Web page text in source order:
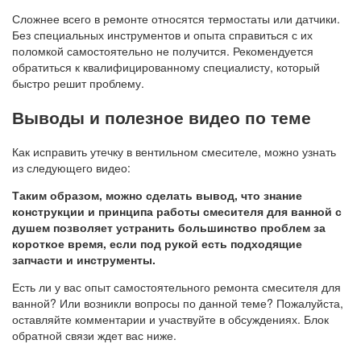
Сложнее всего в ремонте относятся термостаты или датчики.
Без специальных инструментов и опыта справиться с их
поломкой самостоятельно не получится. Рекомендуется
обратиться к квалифицированному специалисту, который
быстро решит проблему.
Выводы и полезное видео по теме
Как исправить утечку в вентильном смесителе, можно узнать
из следующего видео:
Таким образом, можно сделать вывод, что знание
конструкции и принципа работы смесителя для ванной с
душем позволяет устранить большинство проблем за
короткое время, если под рукой есть подходящие
запчасти и инструменты.
Есть ли у вас опыт самостоятельного ремонта смесителя для
ванной? Или возникли вопросы по данной теме? Пожалуйста,
оставляйте комментарии и участвуйте в обсуждениях. Блок
обратной связи ждет вас ниже.